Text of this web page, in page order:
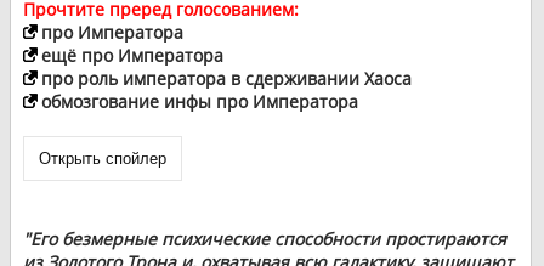
Прочтите преред голосованием:
про Императора
ещё про Императора
про роль императора в сдерживании Хаоса
обмозгование инфы про Императора
"Его безмерные психические способности простираются